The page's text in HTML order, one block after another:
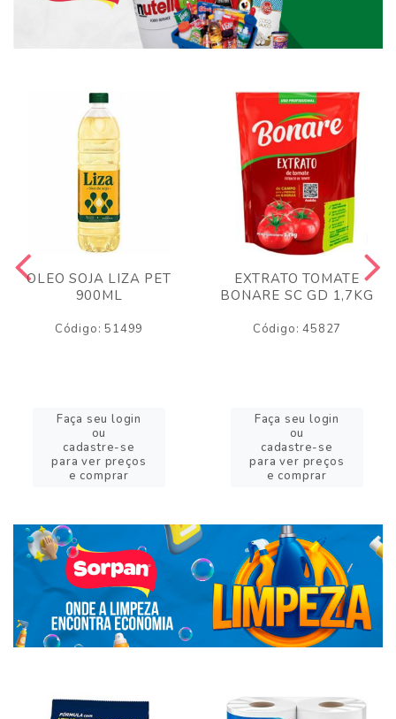
OLEO SOJA LIZA PET
900ML
Código: 51499
Faça seu login
ou
cadastre-se
para ver preços
e comprar
EXTRATO TOMATE
BONARE SC GD 1,7KG
Código: 45827
Faça seu login
ou
cadastre-se
para ver preços
e comprar